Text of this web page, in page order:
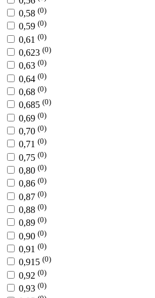
0,58 (0)
0,59 (0)
0,61 (0)
0,623 (0)
0,63 (0)
0,64 (0)
0,68 (0)
0,685 (0)
0,69 (0)
0,70 (0)
0,71 (0)
0,75 (0)
0,80 (0)
0,86 (0)
0,87 (0)
0,88 (0)
0,89 (0)
0,90 (0)
0,91 (0)
0,915 (0)
0,92 (0)
0,93 (0)